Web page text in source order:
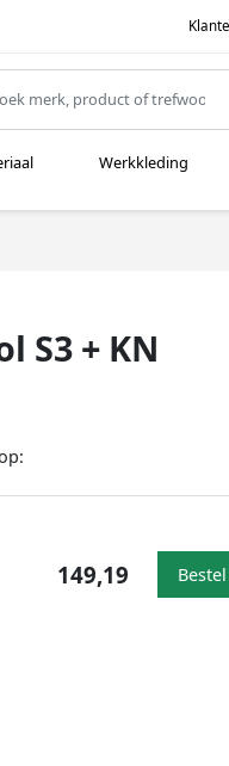
Werkkleding
S3 + KN
149,19